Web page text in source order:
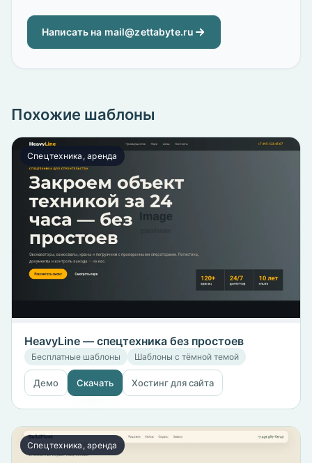
Написать на mail@zettabyte.ru
Похожие шаблоны
Спецтехника, аренда
HeavyLine — спецтехника без простоев
Бесплатные шаблоны Шаблоны с тёмной темой
Демо Скачать Хостинг для сайта
Спецтехника, аренда